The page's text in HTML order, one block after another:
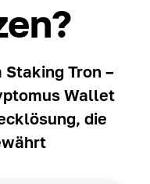
Tron –
Wallet
die